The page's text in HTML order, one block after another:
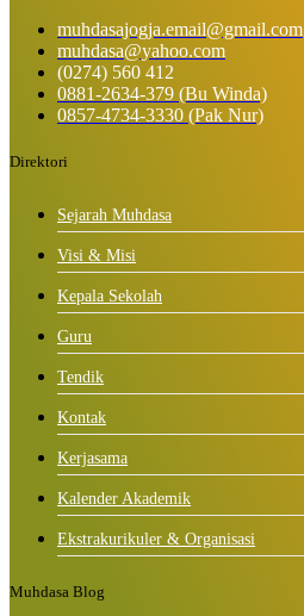
muhdasajogja.email@gmail.com
muhdasa@yahoo.com
(0274) 560 412
0881-2634-379 (Bu Winda)
0857-4734-3330 (Pak Nur)
Direktori
Sejarah Muhdasa
Visi & Misi
Kepala Sekolah
Guru
Tendik
Kontak
Kerjasama
Kalender Akademik
Ekstrakurikuler & Organisasi
Muhdasa Blog